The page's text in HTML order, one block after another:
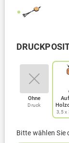
Ohne
Druck
3,5 x
Bitte wählen Sie